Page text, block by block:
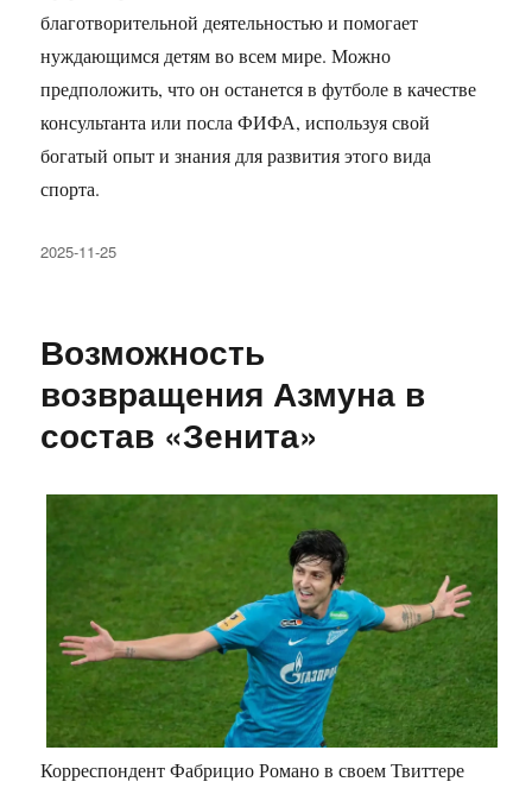
благотворительной деятельностью и помогает
нуждающимся детям во всем мире. Можно
предположить, что он останется в футболе в качестве
консультанта или посла ФИФА, используя свой
богатый опыт и знания для развития этого вида
спорта.
Опубликовано
2025-11-25
Возможность
возвращения Азмуна в
состав «Зенита»
Корреспондент Фабрицио Романо в своем Твиттере